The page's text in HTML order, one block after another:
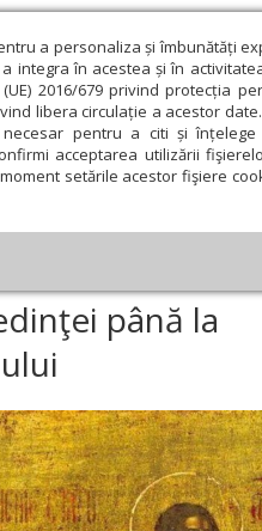
a personaliza și îmbunătăți
integra în acestea și în
2016/679 privind protecția
libera circulație a acestor
pentru a citi și înțelege
acceptarea utilizării
setările acestor fişiere
de Duminică
Educaţie și Cultură
şi jertfa credinţei până la
până la